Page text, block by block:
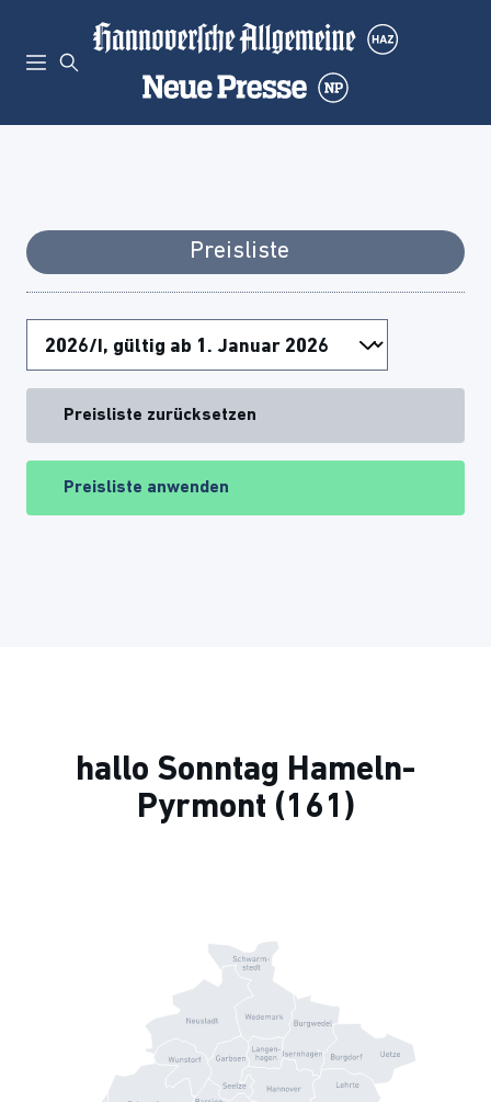
Preisliste
Preisliste zurücksetzen
Preisliste anwenden
hallo Sonntag Hameln-
Pyrmont (161)